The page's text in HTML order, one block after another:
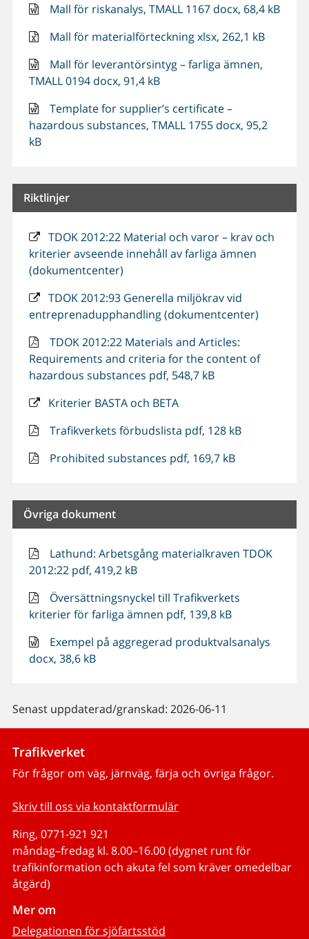
Mall för riskanalys, TMALL 1167 docx, 68,4 kB
Mall för materialförteckning xlsx, 262,1 kB
Mall för leverantörsintyg – farliga ämnen,
TMALL 0194 docx, 91,4 kB
Template for supplier’s certificate –
hazardous substances, TMALL 1755 docx, 95,2
kB
Riktlinjer
TDOK 2012:22 Material och varor – krav och
kriterier avseende innehåll av farliga ämnen
(dokumentcenter)
TDOK 2012:93 Generella miljökrav vid
entreprenadupphandling (dokumentcenter)
TDOK 2012:22 Materials and Articles:
Requirements and criteria for the content of
hazardous substances pdf, 548,7 kB
Kriterier BASTA och BETA
Trafikverkets förbudslista pdf, 128 kB
Prohibited substances pdf, 169,7 kB
Övriga dokument
Lathund: Arbetsgång materialkraven TDOK
2012:22 pdf, 419,2 kB
Översättningsnyckel till Trafikverkets
kriterier för farliga ämnen pdf, 139,8 kB
Exempel på aggregerad produktvalsanalys
docx, 38,6 kB
Senast uppdaterad/granskad: 2026-06-11
Trafikverket
För frågor om väg, järnväg, färja och övriga frågor.
Skriv till oss via kontaktformulär
Ring, 0771-921 921
måndag–fredag kl. 8.00–16.00 (dygnet runt för
trafikinformation och akuta fel som kräver omedelbar
åtgärd)
Mer om
Delegationen för sjöfartsstöd